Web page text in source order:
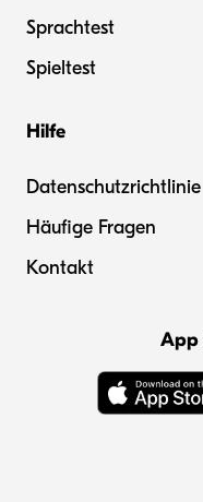
Sprachtest
Spieltest
Hilfe
Datenschutzrichtlinie
Häufige Fragen
Kontakt
App